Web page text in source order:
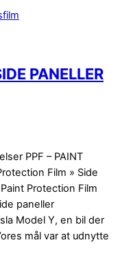
PANELLER
PPF – PAINT
Film » Side
Protection Film
paneller
Model Y, en bil der
mål var at udnytte